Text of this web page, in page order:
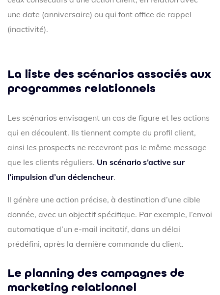
une date (anniversaire) ou qui font office de rappel
(inactivité).
La liste des scénarios associés aux
programmes relationnels
Les scénarios envisagent un cas de figure et les actions
qui en découlent. Ils tiennent compte du profil client,
ainsi les prospects ne recevront pas le même message
que les clients réguliers. Un scénario s’active sur
l’impulsion d’un déclencheur.
Il génère une action précise, à destination d’une cible
donnée, avec un objectif spécifique. Par exemple, l’envoi
automatique d’un e-mail incitatif, dans un délai
prédéfini, après la dernière commande du client.
Le planning des campagnes de
marketing relationnel